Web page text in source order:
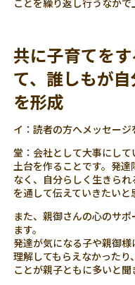
共に子育てを
て、誰しもが
を形成
イ：読者の方へメッセージ
堂：会社として大事にし
土台を作ることです。発
なく、自分らしく生きら
を通して伝えていきたいと
また、親御さんの心のサ
ます。
発達が気になる子や親御
理解してもらえなかった
ことが親子ともに多いと聞